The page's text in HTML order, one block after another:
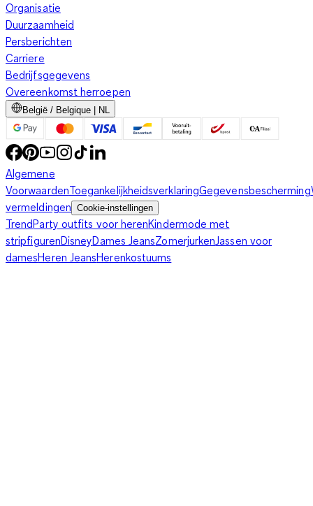
Organisatie
Duurzaamheid
Persberichten
Carriere
Bedrijfsgegevens
Overeenkomst herroepen
België / Belgique | NL
Algemene
VoorwaardenToegankelijkheidsverklaringGegevensbescherming
vermeldingen Cookie-instellingen
TrendParty outfits voor herenKindermode met
stripfigurenDisneyDames JeansZomerjurkenJassen voor
damesHeren JeansHerenkostuums